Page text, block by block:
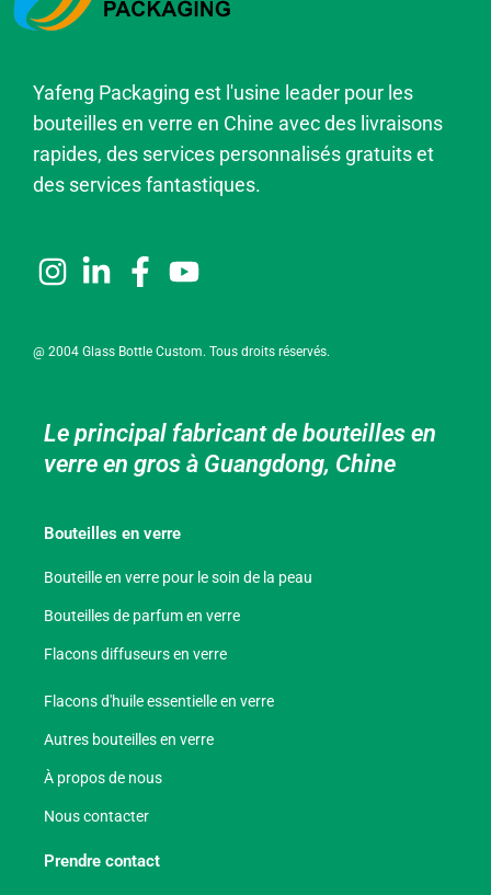
Yafeng Packaging est l'usine leader pour les
bouteilles en verre en Chine avec des livraisons
rapides, des services personnalisés gratuits et
des services fantastiques.
@ 2004 Glass Bottle Custom. Tous droits réservés.
Le principal fabricant de bouteilles en
verre en gros à Guangdong, Chine
Bouteilles en verre
Bouteille en verre pour le soin de la peau
Bouteilles de parfum en verre
Flacons diffuseurs en verre
Flacons d'huile essentielle en verre
Autres bouteilles en verre
À propos de nous
Nous contacter
Prendre contact